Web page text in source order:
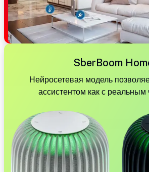
SberBoom
Нейросетевая модель
ассистентом как с реальным